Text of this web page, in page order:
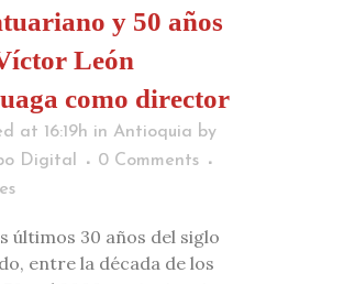
y 50 años
León
como director
at 16:19h in Antioquia by
Digital
0 Comments
últimos 30 años del siglo
entre la década de los